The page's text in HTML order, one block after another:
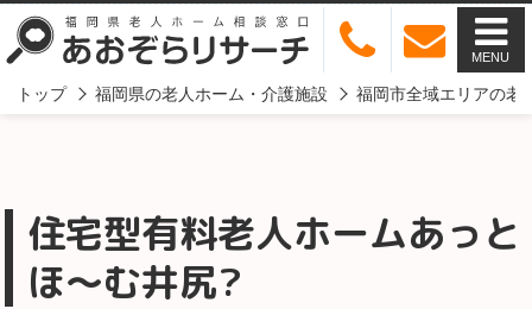
MENU
トップ 福岡県の老人ホーム・介護施設 福岡市全域エリアの老
住宅型有料老人ホームあっと
ほ～む井尻?